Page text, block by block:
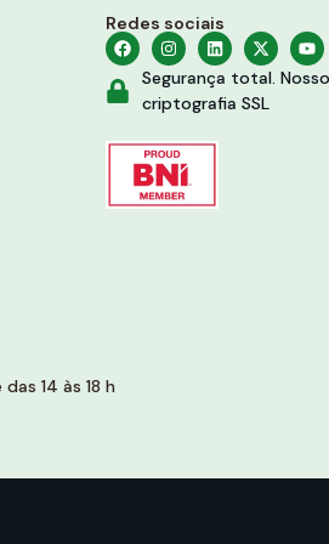
Redes sociais
Segurança total.
criptografia SSL
14 às 18 h